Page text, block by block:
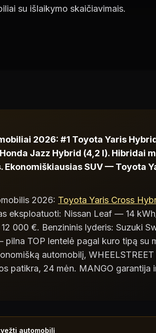
su išlaikymo skaičiavimais.
2026: #1 Toyota Yaris
Jazz Hybrid (4,2 l). Hibridai
SUV — Toyota
2026: Toyota Yaris Cross
eksploatuoti: Nissan Leaf — 14
000 €. Benzininis lyderis: Suzuki
TOP lentelė pagal kuro tipą su
automobilį,
patikra, 24 mėn. MANGO garantija
automobilį